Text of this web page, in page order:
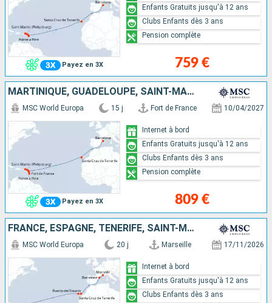
Payez en 3X 759 €
Enfants Gratuits jusqu'à 12 ans
Clubs Enfants dès 3 ans
Pension complète
MARTINIQUE, GUADELOUPE, SAINT-MARTIN, TORTOLA, ANTIGUA-ET-BARBUDA, TENERIFE, ESPAGNE
Payez en 3X
MSC World Europa 15 j Fort de France 10/04/2027
809 €
Internet à bord
Enfants Gratuits jusqu'à 12 ans
Clubs Enfants dès 3 ans
Pension complète
FRANCE, ESPAGNE, TENERIFE, SAINT-MARTIN, SAINT-CHRISTOPHE-ET-NIÉVÈS, SAINT VINCENT-ET-LES-GRENADINES, BARBADE, GRENADE, MARTINIQUE, GUADELOUPE
MSC World Europa 20 j Marseille 17/11/2026
Internet à bord
Enfants Gratuits jusqu'à 12 ans
Clubs Enfants dès 3 ans